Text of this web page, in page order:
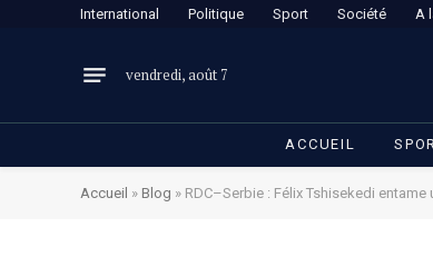
International Politique Sport Société A
vendredi, août 7
ACCUEIL
Accueil » Blog » RDC–Serbie : Félix Tshisekedi